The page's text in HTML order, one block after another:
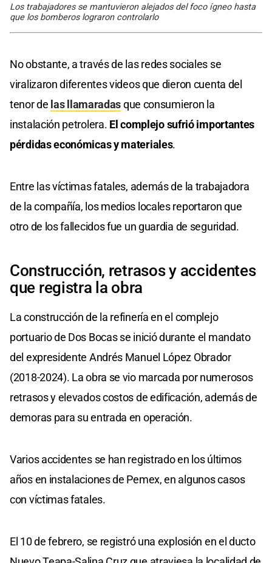
Los trabajadores se mantuvieron alejados del foco ígneo hasta
que los bomberos lograron controlarlo
No obstante, a través de las redes sociales se
viralizaron diferentes videos que dieron cuenta del
tenor de las llamaradasque consumieron la
instalación petrolera. El complejo sufrió importantes
pérdidas económicas y materiales.
Entre las víctimas fatales, además de la trabajadora
de la compañía, los medios locales reportaron que
otro de los fallecidos fue un guardia de seguridad.
Construcción, retrasos y accidentes
que registra la obra
La construcción de la refinería en el complejo
portuario de Dos Bocas se inició durante el mandato
del expresidente Andrés Manuel López Obrador
(2018-2024). La obra se vio marcada por numerosos
retrasos y elevados costos de edificación, además de
demoras para su entrada en operación.
Varios accidentes se han registrado en los últimos
años en instalaciones de Pemex, en algunos casos
con víctimas fatales.
El 10 de febrero, se registró una explosión en el ducto